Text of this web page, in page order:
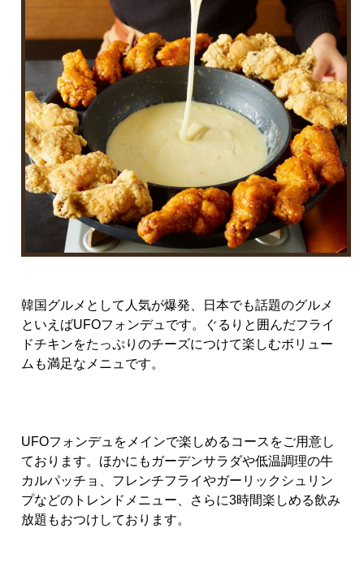
韓国グルメとして人気が爆発、日本でも話題のグルメ
といえばUFOフォンデュです。ぐるりと囲んだフライ
ドチキンをたっぷりのチーズにつけて楽しむボリュー
ムも満足なメニュです。
UFOフォンデュをメインで楽しめるコースをご用意し
ております。ほかにもガーデンサラダや低温調理の牛
カルパッチョ、フレンチフライやガーリックシュリン
プなどのトレンドメニュー、さらに3時間楽しめる飲み
放題もおつけしております。